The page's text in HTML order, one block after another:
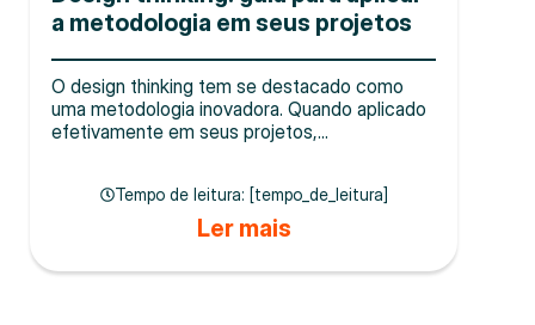
a metodologia em seus projetos
O design thinking tem se destacado como
uma metodologia inovadora. Quando aplicado
efetivamente em seus projetos,...
Tempo de leitura: [tempo_de_leitura]
Ler mais